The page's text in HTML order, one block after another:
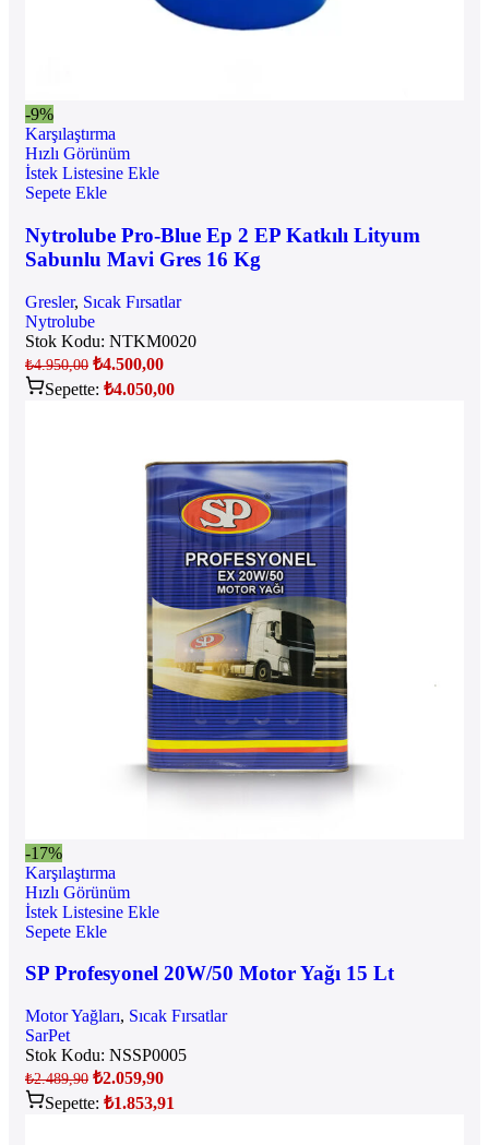
-9%
Karşılaştırma
Hızlı Görünüm
İstek Listesine Ekle
Sepete Ekle
Nytrolube Pro-Blue Ep 2 EP Katkılı Lityum
Sabunlu Mavi Gres 16 Kg
Gresler, Sıcak Fırsatlar
Nytrolube
Stok Kodu: NTKM0020
₺4.950,00 ₺4.500,00
Sepette: ₺4.050,00
-17%
Karşılaştırma
Hızlı Görünüm
İstek Listesine Ekle
Sepete Ekle
SP Profesyonel 20W/50 Motor Yağı 15 Lt
Motor Yağları, Sıcak Fırsatlar
SarPet
Stok Kodu: NSSP0005
₺2.489,90 ₺2.059,90
Sepette: ₺1.853,91